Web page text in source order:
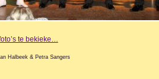
te bekieke…
Halbeek & Petra Sangers